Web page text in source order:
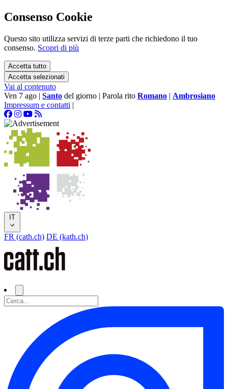
Consenso Cookie
Questo sito utilizza servizi di terze parti che richiedono il tuo
consenso. Scopri di più
Accetta tutto
Accetta selezionati
Vai al contenuto
Ven 7 ago | Santo del giorno | Parola rito Romano | Ambrosiano
Impressum e contatti |
IT
FR (cath.ch) DE (kath.ch)